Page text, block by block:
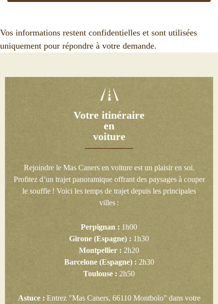
Vos informations restent confidentielles et sont utilisées
uniquement pour répondre à votre demande.
Votre itinéraire
en
voiture
Rejoindre le Mas Caners en voiture est un plaisir en soi.
Profitez d’un trajet panoramique offrant des paysages à couper
le souffle ! Voici les temps de trajet depuis les principales
villes :
Perpignan : 1h00
Girone (Espagne) : 1h30
Montpellier : 2h20
Barcelone (Espagne) : 2h30
Toulouse : 2h50
Astuce : Entrez "Mas Caners, 66110 Montbolo" dans votre